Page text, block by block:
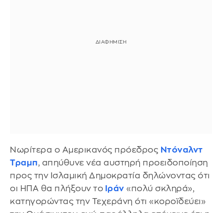
Νωρίτερα ο Αμερικανός πρόεδρος Ντόναλντ
Τραμπ, απηύθυνε νέα αυστηρή προειδοποίηση
προς την Ισλαμική Δημοκρατία δηλώνοντας ότι
οι ΗΠΑ θα πλήξουν το Ιράν «πολύ σκληρά»,
κατηγορώντας την Τεχεράνη ότι «κοροϊδεύει»